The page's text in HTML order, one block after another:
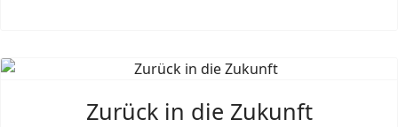
Zurück in die Zukunft